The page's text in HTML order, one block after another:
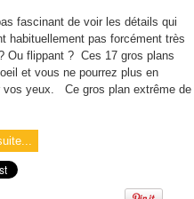
fascinant de voir les détails qui
habituellement pas forcément très
Ou flippant ? Ces 17 gros plans
et vous ne pourrez plus en
vos yeux. Ce gros plan extrême de